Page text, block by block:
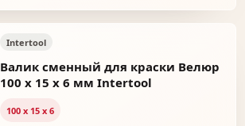
Intertool
Валик сменный для краски Велюр
100 x 15 x 6 мм Intertool
100 х 15 х 6